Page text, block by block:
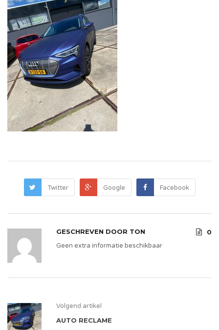
Twitter Google Facebook
GESCHREVEN DOOR TON
0
Geen extra informatie beschikbaar
Volgend artikel
AUTO RECLAME